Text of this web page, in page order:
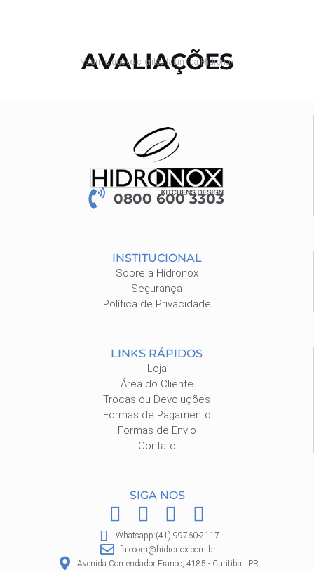
AVALIAÇÕES
Vejam o que os clientes falam da Hidronox
0800 600 3303
INSTITUCIONAL
Sobre a Hidronox
Segurança
Política de Privacidade
LINKS RÁPIDOS
Loja
Área do Cliente
Trocas ou Devoluções
Formas de Pagamento
Formas de Envio
Contato
SIGA NOS
F
a
c
I
n
s
P
i
n
W
h
a
Whatsapp:(41) 99760-2117
falecom@hidronox.com.br
Avenida Comendador Franco, 4185 - Curitiba | PR